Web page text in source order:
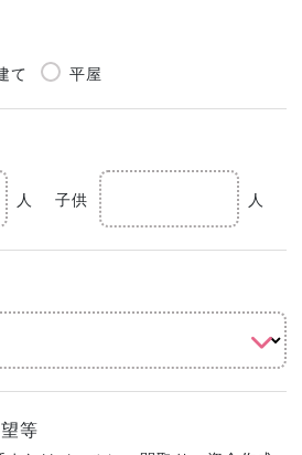
て 平屋
人 子供 人
等